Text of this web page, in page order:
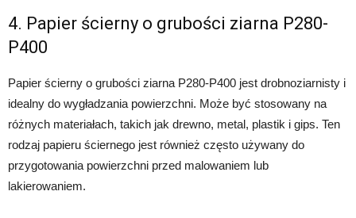
4. Papier ścierny o grubości ziarna P280-
P400
Papier ścierny o grubości ziarna P280-P400 jest drobnoziarnisty i
idealny do wygładzania powierzchni. Może być stosowany na
różnych materiałach, takich jak drewno, metal, plastik i gips. Ten
rodzaj papieru ściernego jest również często używany do
przygotowania powierzchni przed malowaniem lub
lakierowaniem.